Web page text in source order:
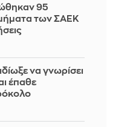
95
των ΣΑΕΚ
να γνωρίσει
έπαθε